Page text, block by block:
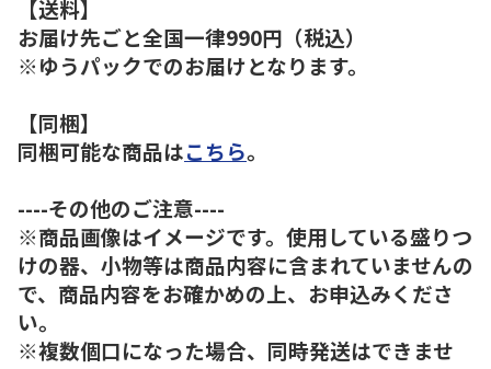
【送料】
お届け先ごと全国一律990円（税込）
※ゆうパックでのお届けとなります。
【同梱】
同梱可能な商品はこちら。
----その他のご注意----
※商品画像はイメージです。使用している盛りつ
けの器、小物等は商品内容に含まれていませんの
で、商品内容をお確かめの上、お申込みくださ
い。
※複数個口になった場合、同時発送はできませ